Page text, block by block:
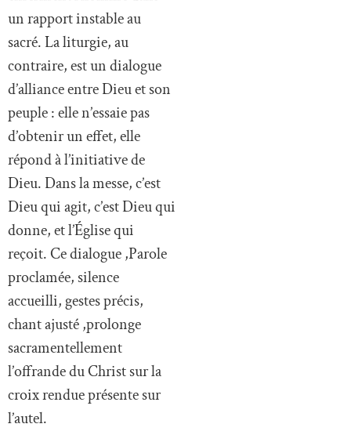
un rapport instable au
sacré. La liturgie, au
contraire, est un dialogue
d’alliance entre Dieu et son
peuple : elle n’essaie pas
d’obtenir un effet, elle
répond à l’initiative de
Dieu. Dans la messe, c’est
Dieu qui agit, c’est Dieu qui
donne, et l’Église qui
reçoit. Ce dialogue ,Parole
proclamée, silence
accueilli, gestes précis,
chant ajusté ,prolonge
sacramentellement
l’offrande du Christ sur la
croix rendue présente sur
l’autel.